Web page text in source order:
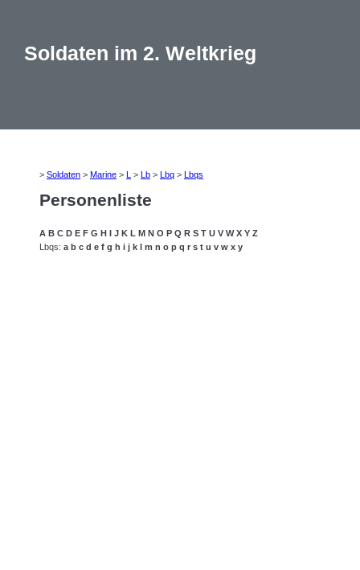
Soldaten im 2. Weltkrieg
> Soldaten > Marine > L > Lb > Lbq > Lbqs
Personenliste
A B C D E F G H I J K L M N O P Q R S T U V W X Y Z
Lbqs: a b c d e f g h i j k l m n o p q r s t u v w x y